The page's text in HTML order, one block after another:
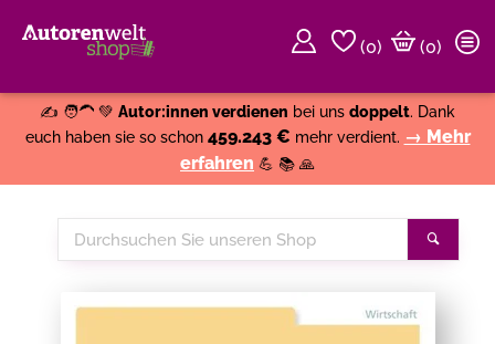
(0)
(0)
✍️ 🧑‍🦱 💚 Autor:innen verdienen bei uns doppelt. Dank
euch haben sie so schon 459.243 € mehr verdient. → Mehr
erfahren 💪 📚 🙏
Durchsuchen
Sie
Shop